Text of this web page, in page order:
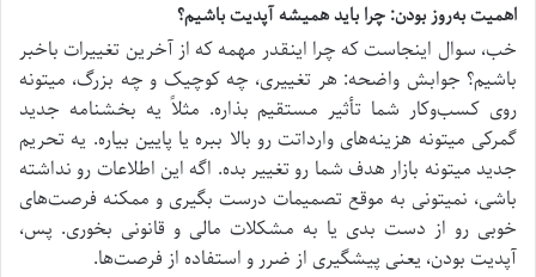
اهمیت به‌روز بودن: چرا باید همیشه آپدیت باشیم؟
خب، سوال اینجاست که چرا اینقدر مهمه که از آخرین تغییرات باخبر
باشیم؟ جوابش واضحه: هر تغییری، چه کوچیک و چه بزرگ، میتونه
روی کسب‌وکار شما تأثیر مستقیم بذاره. مثلاً یه بخشنامه جدید
گمرکی میتونه هزینه‌های وارداتت رو بالا ببره یا پایین بیاره. یه تحریم
جدید میتونه بازار هدف شما رو تغییر بده. اگه این اطلاعات رو نداشته
باشی، نمیتونی به موقع تصمیمات درست بگیری و ممکنه فرصت‌های
خوبی رو از دست بدی یا به مشکلات مالی و قانونی بخوری. پس،
آپدیت بودن، یعنی پیشگیری از ضرر و استفاده از فرصت‌ها.